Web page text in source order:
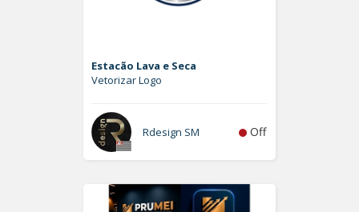
Estacão Lava e Seca
Vetorizar Logo
Rdesign SM Off